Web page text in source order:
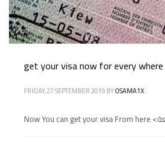
get your visa now for every where
FRIDAY, 27 SEPTEMBER 2019 BYOSAMA1X